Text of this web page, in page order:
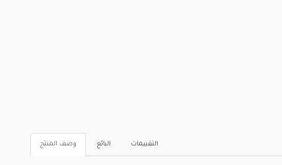
وصف المنتج البائع التقييمات